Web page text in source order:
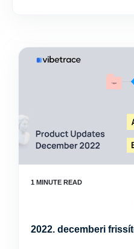
2022. decemberi